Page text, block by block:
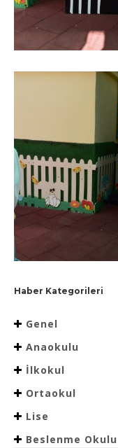
Haber Kategorileri
Genel
Anaokulu
İlkokul
Ortaokul
Lise
Beslenme Okulu